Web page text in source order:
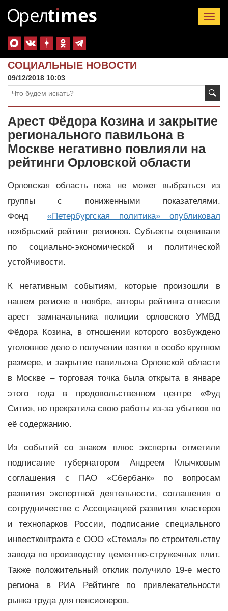
СОЦИАЛЬНЫЕ НОВОСТИ
09/12/2018 10:03
Арест Фёдора Козина и закрытие
регионального павильона в
Москве негативно повлияли на
рейтинги Орловской области
Орловская область пока не может выбраться из
группы с пониженными показателями.
Фонд «Петербургская политика» опубликовал
ноябрьский рейтинг регионов. Субъекты оценивали
по социально-экономической и политической
устойчивости.
К негативным событиям, которые произошли в
нашем регионе в ноябре, авторы рейтинга отнесли
арест замначальника полиции орловского УМВД
Фёдора Козина, в отношении которого возбуждено
уголовное дело о получении взятки в особо крупном
размере, и закрытие павильона Орловской области
в Москве – торговая точка была открыта в январе
этого года в продовольственном центре «Фуд
Сити», но прекратила свою работы из-за убытков по
её содержанию.
Из событий со знаком плюс эксперты отметили
подписание губернатором Андреем Клычковым
соглашения с ПАО «Сбербанк» по вопросам
развития экспортной деятельности, соглашения о
сотрудничестве с Ассоциацией развития кластеров
и технопарков России, подписание специального
инвестконтракта с ООО «Стемал» по строительству
завода по производству цементно-стружечных плит.
Также положительный отклик получило 19-е место
региона в РИА Рейтинге по привлекательности
рынка труда для пенсионеров.